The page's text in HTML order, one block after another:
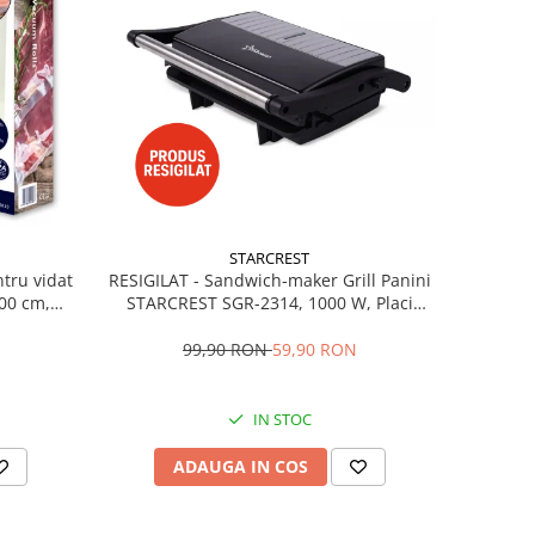
vidat
cm,
STARCREST
RESIGILAT - Sandwich-maker Grill Panini
STARCREST SGR-2314, 1000 W, Placi
de gatire 23 x 14 cm, Negru
99,90 RON59,90 RON
IN STOC
ADAUGA IN COS